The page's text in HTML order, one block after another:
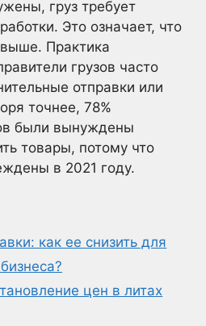
груз требует
Это означает, что
Практика
грузов часто
отправки или
точнее, 78%
были вынуждены
товары, потому что
в 2021 году.
как ее снизить для
цен в литах